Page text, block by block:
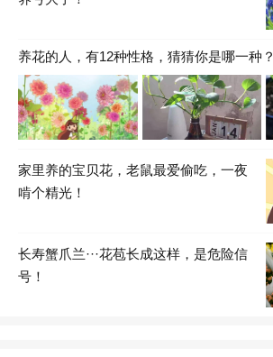
养花的人，有12种性格，猜猜你是哪一种？
家里养的宝贝花，老鼠最爱偷吃，一夜
啃个精光！
长寿蟹爪兰···花苞长成这样，是危险信
号！